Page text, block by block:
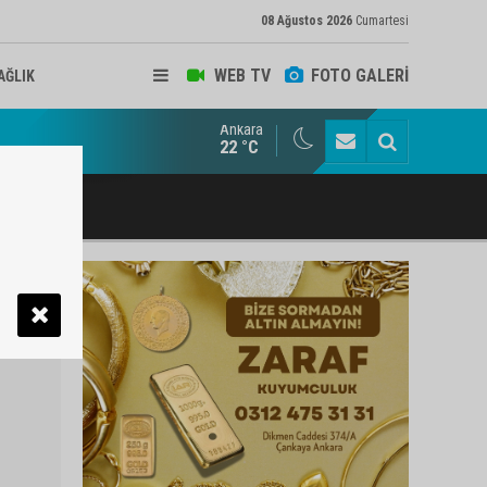
08 Ağustos 2026 Cumartesi
WEB TV FOTO GALERİ
ve Arabulucu Rüstem Yiğit Ahizer'e ziyaretçi akını
Ankara
22 °C